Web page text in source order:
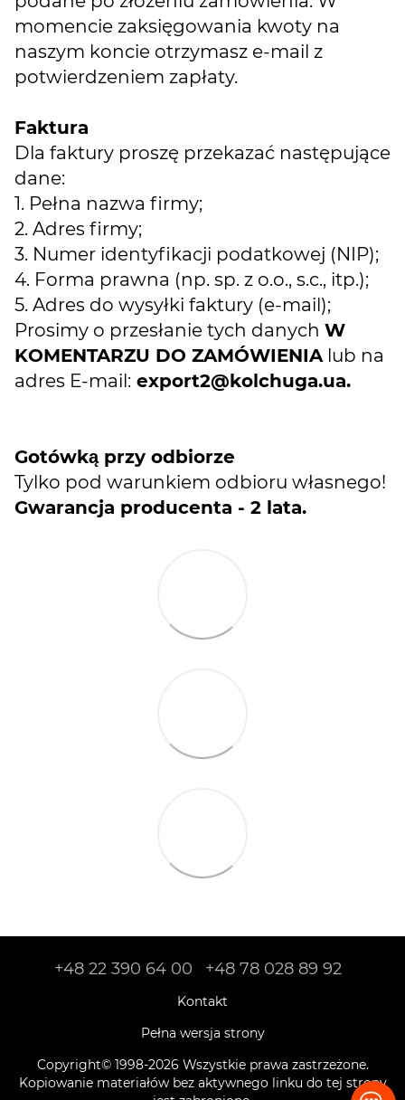
momencie zaksięgowania kwoty na
naszym koncie otrzymasz e-mail z
potwierdzeniem zapłaty.
Faktura
Dla faktury proszę przekazać następujące
dane:
1. Pełna nazwa firmy;
2. Adres firmy;
3. Numer identyfikacji podatkowej (NIP);
4. Forma prawna (np. sp. z o.o., s.c., itp.);
5. Adres do wysyłki faktury (e-mail);
Prosimy o przesłanie tych danych W
KOMENTARZU DO ZAMÓWIENIAlub na
adres E-mail: export2@kolchuga.ua.
Gotówką przy odbiorze
Tylko pod warunkiem odbioru własnego!
Gwarancja producenta - 2 lata.
+48 22 390 64 00 +48 78 028 89 92
Kontakt
Pełna wersja strony
Copyright© 1998-2026 Wszystkie prawa zastrzeżone.
Kopiowanie materiałów bez aktywnego linku do tej strony